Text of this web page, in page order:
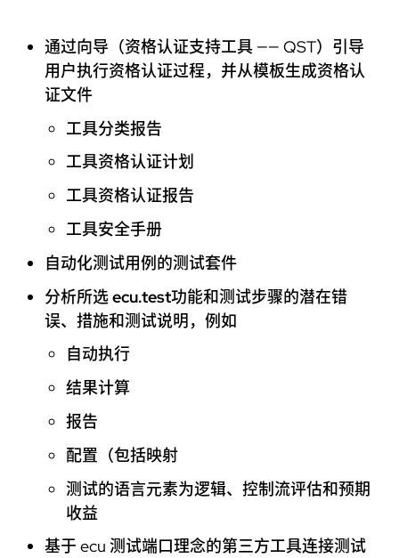
通过向导（资格认证支持工具 —— QST）引导
用户执行资格认证过程，并从模板生成资格认
证文件
工具分类报告
工具资格认证计划
工具资格认证报告
工具安全手册
自动化测试用例的测试套件
分析所选ecu.test功能和测试步骤的潜在错
误、措施和测试说明，例如
自动执行
结果计算
报告
配置（包括映射
测试的语言元素为逻辑、控制流评估和预期
收益
基于 ecu 测试端口理念的第三方工具连接测试